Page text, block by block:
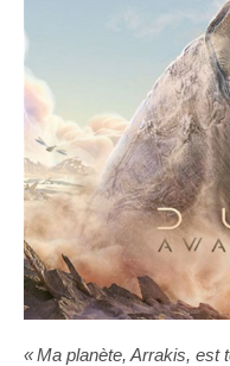
« Ma planète, Arrakis, est